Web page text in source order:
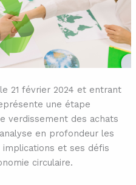
21 février 2024 et entrant
une étape
verdissement des achats
en profondeur les
et ses défis
circulaire.